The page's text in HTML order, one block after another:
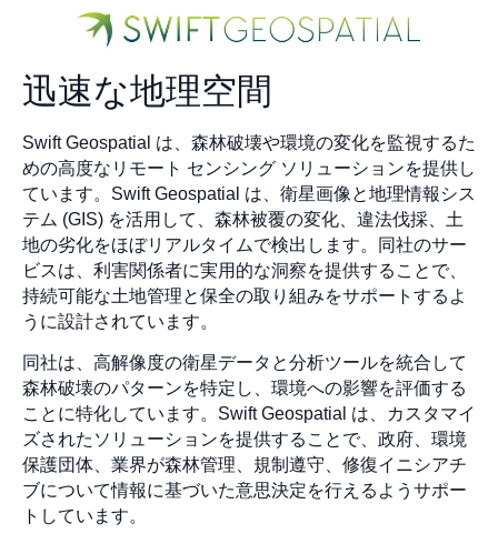
迅速な地理空間
Swift Geospatial は、森林破壊や環境の変化を監視するた
めの高度なリモート センシング ソリューションを提供し
ています。Swift Geospatial は、衛星画像と地理情報シス
テム (GIS) を活用して、森林被覆の変化、違法伐採、土
地の劣化をほぼリアルタイムで検出します。同社のサー
ビスは、利害関係者に実用的な洞察を提供することで、
持続可能な土地管理と保全の取り組みをサポートするよ
うに設計されています。
同社は、高解像度の衛星データと分析ツールを統合して
森林破壊のパターンを特定し、環境への影響を評価する
ことに特化しています。Swift Geospatial は、カスタマイ
ズされたソリューションを提供することで、政府、環境
保護団体、業界が森林管理、規制遵守、修復イニシアチ
ブについて情報に基づいた意思決定を行えるようサポー
トしています。